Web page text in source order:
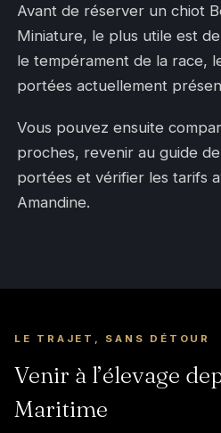
Avant de réserver un chiot
Miniature, le plus utile est
le tempérament de la race,
portées actuellement
Vous pouvez ensuite
proches, revenir au guide
portées et vérifier les tarifs
Amandine.
LE TRAJET, SANS DÉTOUR
Venir à l’élevage
Maritime